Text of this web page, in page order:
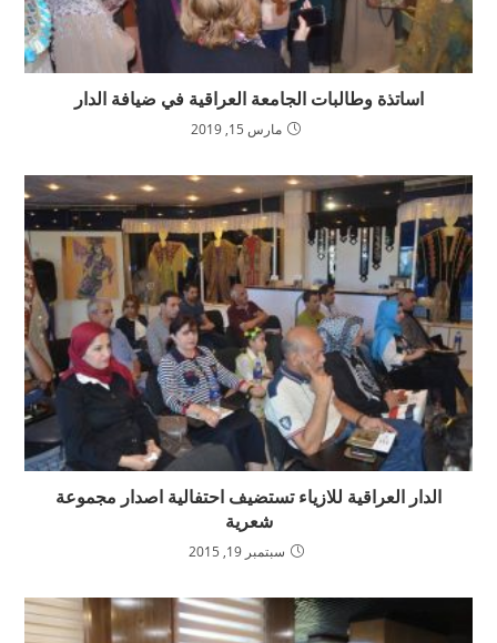
اساتذة وطالبات الجامعة العراقية في ضيافة الدار
مارس 15, 2019
الدار العراقية للازياء تستضيف احتفالية اصدار مجموعة
شعرية
سبتمبر 19, 2015